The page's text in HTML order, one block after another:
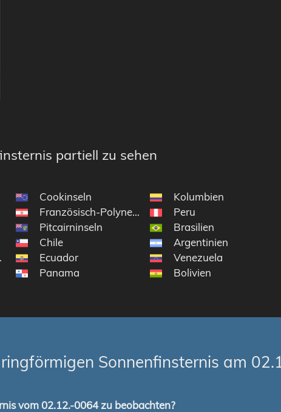
partiell zu sehen
Cookinseln
Französisch-Polynesien
Pitcairninseln
Chile
Ecuador
Panama
Kolumbien
Peru
Brasilien
Argentinien
Venezuela
Bolivien
Sonnenfinsternis am
vom 02.12.-0064 zu beobachten?